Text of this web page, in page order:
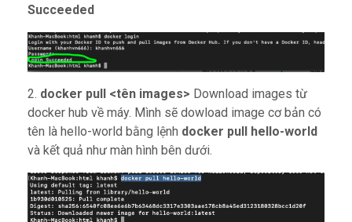
Succeeded
2. docker pull <tên images> Download images từ
docker hub về máy. Mình sẽ dowload image cơ bản có
tên là hello-world bằng lệnh docker pull hello-world
và kết quả như màn hình bên dưới.